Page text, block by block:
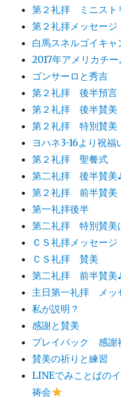
第２礼拝 ミニスト
第２礼拝メッセージ
白馬スネルゴイキャ
2017年アメリカチ
ゴンサーロと秀吉
第２礼拝 後半預言
第２礼拝 後半賛美
第２礼拝 特別賛美
ヨハネ3-16より祝
第２礼拝 聖餐式
第二礼拝 後半賛美
第２礼拝 前半賛美
第一礼拝後半
第二礼拝 特別賛美
ＣＳ礼拝メッセージ
ＣＳ礼拝 賛美
第二礼拝 前半賛美
主日第一礼拝 メッ
私が説明？
感謝と賛美
プレイバック 感謝
賛美の祈りと練習
LINEでみことばの
祷会